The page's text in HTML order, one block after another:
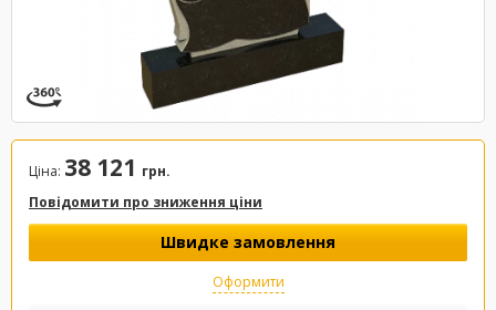
Ціна: 38 121 грн.
Повідомити про зниження ціни
Швидке замовлення
Оформити